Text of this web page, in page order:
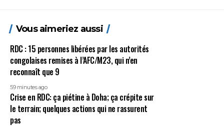
Vous aimeriez aussi
RDC : 15 personnes libérées par les autorités
congolaises remises à l’AFC/M23, qui n’en
reconnaît que 9
59 minutes ago
Crise en RDC: ça piétine à Doha; ça crépite sur
le terrain; quelques actions qui ne rassurent
pas